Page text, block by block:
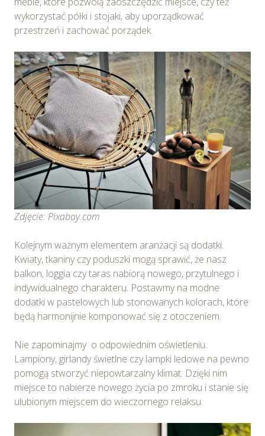
wykorzystać półki i stojaki, aby uporządkować
przestrzeń i zachować porządek.
Zdjęcie: Pixabay.com
Kolejnym ważnym elementem aranżacji są dodatki.
Kwiaty, tkaniny czy poduszki mogą sprawić, że nasz
balkon, loggia czy taras nabiorą nowego, przytulnego i
indywidualnego charakteru. Postawmy na modne
dodatki w pastelowych lub stonowanych kolorach, które
będą harmonijnie komponować się z otoczeniem.
Nie zapominajmy o odpowiednim oświetleniu.
Lampiony, girlandy świetlne czy lampki ledowe na pewno
pomogą stworzyć niepowtarzalny klimat. Dzięki nim
miejsce to nabierze nowego życia po zmroku i stanie się
ulubionym miejscem do wieczornego relaksu.